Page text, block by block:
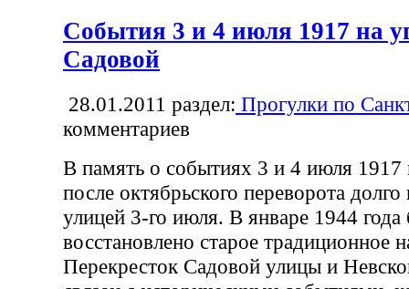
События 3 и 4 июля 1917 на
Садовой
28.01.2011 раздел: Прогулки по
комментариев
В память о событиях 3 и 4 июля 1917
после октябрьского переворота долго
улицей 3-го июля. В январе 1944
восстановлено старое традиционное
Перекресток Садовой улицы и